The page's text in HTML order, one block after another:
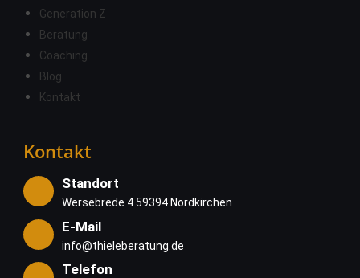
Generation Z
Beratung
Coaching
Blog
Kontakt
Kontakt
Standort
Wersebrede 4 59394 Nordkirchen
E-Mail
info@thieleberatung.de
Telefon